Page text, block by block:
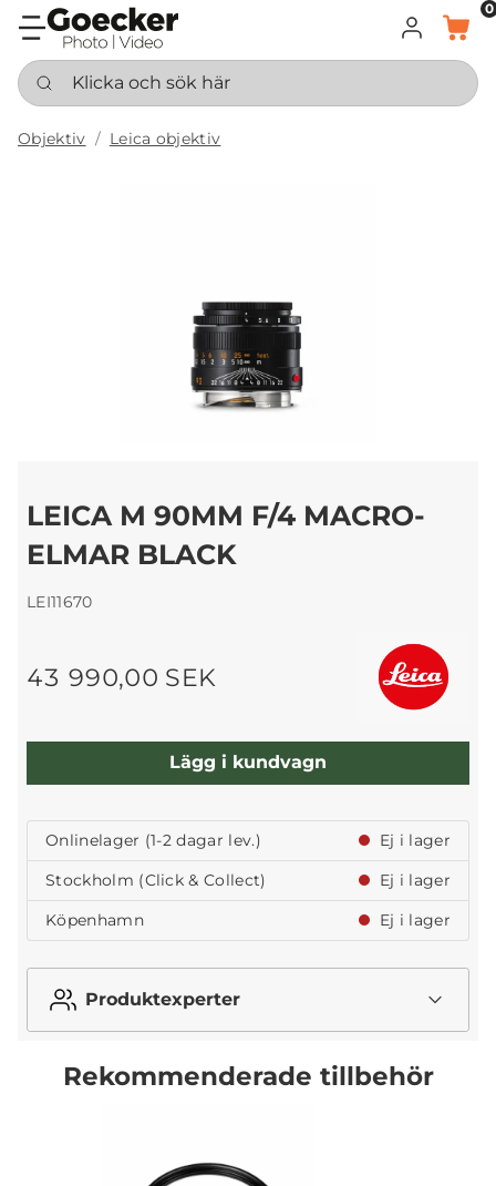
LOGGA IN
KORG
0
Klicka och sök här
Objektiv Leica objektiv
LEICA M 90MM F/4 MACRO-
ELMAR BLACK
LEI11670
43 990,00 SEK
Lägg i kundvagn
Onlinelager (1-2 dagar lev.)
Ej i lager
Stockholm (Click & Collect)
Ej i lager
Köpenhamn
Ej i lager
Produktexperter
Rekommenderade tillbehör